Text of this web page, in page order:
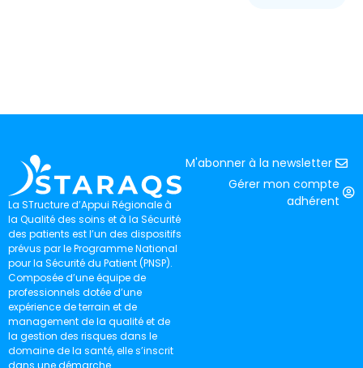
La STructure d’Appui Régionale à
la Qualité des soins et à la Sécurité
des patients est l’un des dispositifs
prévus par le Programme National
pour la Sécurité du Patient (PNSP).
Composée d’une équipe de
professionnels dotée d’une
expérience de terrain et de
management de la qualité et de
la gestion des risques dans le
domaine de la santé, elle s’inscrit
M'abonner à la newsletter
Gérer mon compte
adhérent